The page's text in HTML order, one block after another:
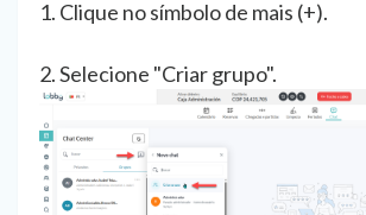
1. Clique no símbolo de mais (+).
2. Selecione "Criar grupo".